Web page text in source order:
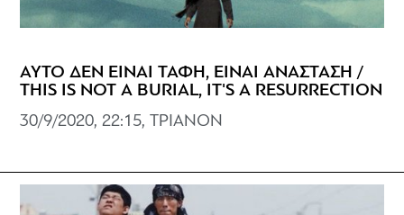
ΑΥΤΟ ΔΕΝ ΕΙΝΑΙ ΤΑΦΗ, ΕΙΝΑΙ ΑΝΑΣΤΑΣΗ /
THIS IS NOT A BURIAL, IT'S A RESURRECTION
30/9/2020, 22:15, ΤΡΙΑΝΟΝ